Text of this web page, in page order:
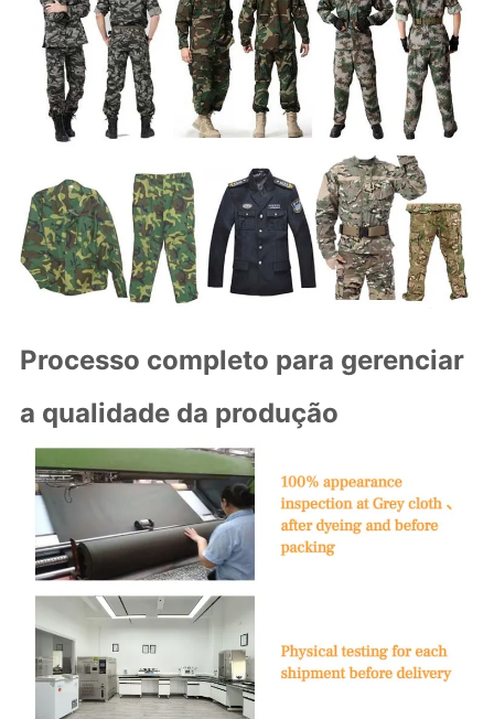
Processo completo para gerenciar
a qualidade da produção